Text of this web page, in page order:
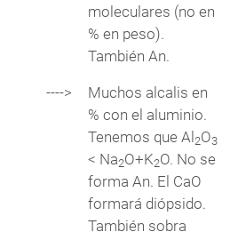
moleculares (no en
% en peso).
También An.
---->
Muchos alcalis en
% con el aluminio.
Tenemos que Al2O3
< Na2O+K2O. No se
forma An. El CaO
formará diópsido.
También sobra